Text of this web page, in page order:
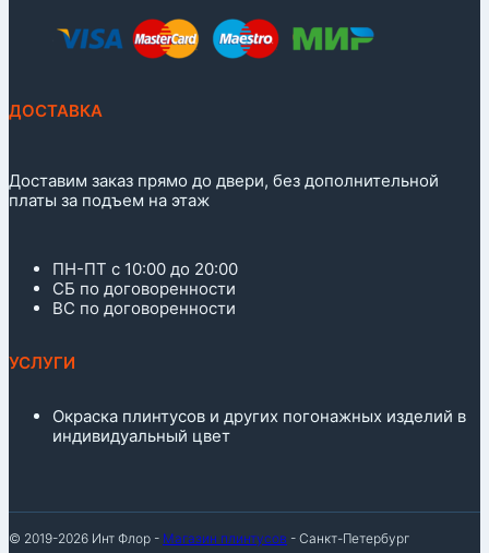
ДОСТАВКА
Доставим заказ прямо до двери, без дополнительной
платы за подъем на этаж
ПН-ПТ с 10:00 до 20:00
СБ по договоренности
ВС по договоренности
УСЛУГИ
Окраска плинтусов и других погонажных изделий в
индивидуальный цвет
© 2019-2026 Инт Флор - Магазин плинтусов - Санкт-Петербург